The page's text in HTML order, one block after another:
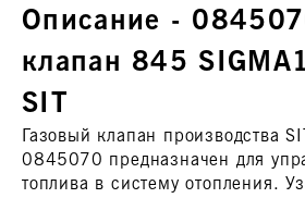
Описание -
клапан 845
SIT
Газовый клапан производства
0845070 предназначен для
топлива в систему отопления.